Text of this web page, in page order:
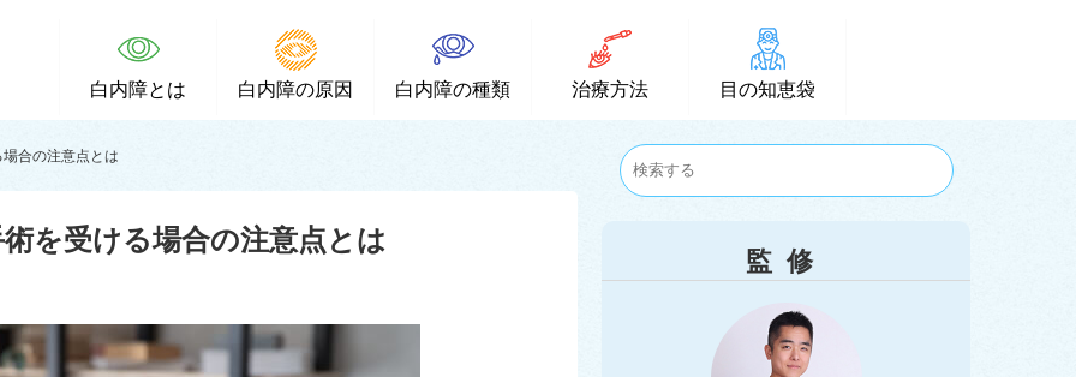
白内障とは 白内障の原因 白内障の種類 治療方法 目の知恵袋
合の注意点とは
を受ける場合の注意点とは
監修